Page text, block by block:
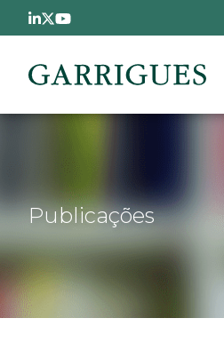
Passar para o conteúdo principal
Publicações